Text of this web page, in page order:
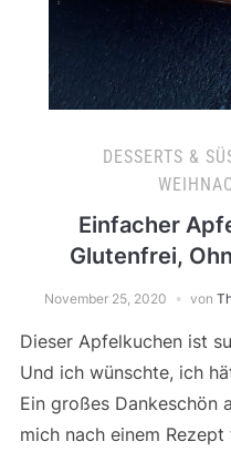
DESSERTS &
Einfacher
Glutenfrei,
November 25, 2020 von
Dieser Apfelkuchen ist
Und ich wünschte, ich
Ein großes Dankeschön
mich nach einem